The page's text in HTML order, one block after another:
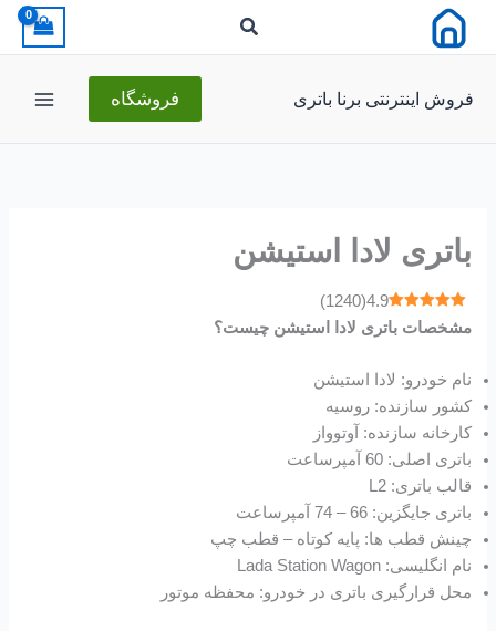
فروش اینترنتی برنا باتری فروشگاه
باتری لادا استیشن
4.9
(
1240
)
مشخصات باتری لادا استیشن چیست؟
نام خودرو: لادا استیشن
کشور سازنده: روسیه
کارخانه سازنده: آوتوواز
باتری اصلی: 60 آمپرساعت
قالب باتری: L2
باتری جایگزین: 66 – 74 آمپرساعت
چینش قطب ها: پایه کوتاه – قطب چپ
نام انگلیسی: Lada Station Wagon
محل قرارگیری باتری در خودرو: محفظه موتور